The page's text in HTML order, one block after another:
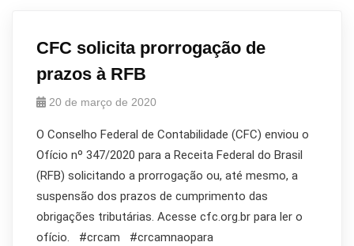
CFC solicita prorrogação de
prazos à RFB
20 de março de 2020
O Conselho Federal de Contabilidade (CFC) enviou o
Ofício nº 347/2020 para a Receita Federal do Brasil
(RFB) solicitando a prorrogação ou, até mesmo, a
suspensão dos prazos de cumprimento das
obrigações tributárias. Acesse cfc.org.br para ler o
ofício. #crcam #crcamnaopara